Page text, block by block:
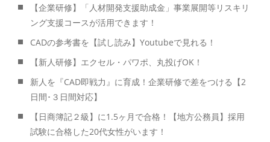
【企業研修】「人材開発支援助成金」事業展開等リスキリ
ング支援コースが活用できます！
CADの参考書を【試し読み】Youtubeで見れる！
【新人研修】エクセル・パワポ、丸投げOK！
新人を『CAD即戦力』に育成！企業研修で差をつける【2
日間･３日間対応】
【日商簿記２級】に1.5ヶ月で合格！【地方公務員】採用
試験に合格した20代女性がいます！